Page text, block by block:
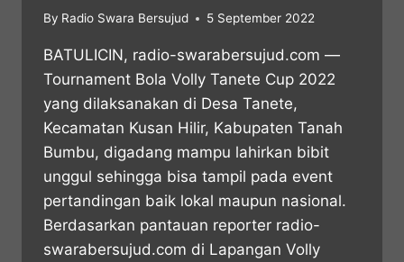
By Radio Swara Bersujud 5 September 2022
BATULICIN, radio-swarabersujud.com —
Tournament Bola Volly Tanete Cup 2022
yang dilaksanakan di Desa Tanete,
Kecamatan Kusan Hilir, Kabupaten Tanah
Bumbu, digadang mampu lahirkan bibit
unggul sehingga bisa tampil pada event
pertandingan baik lokal maupun nasional.
Berdasarkan pantauan reporter radio-
swarabersujud.com di Lapangan Volly